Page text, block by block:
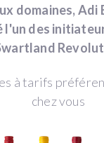
domaines, Adi
l'un des
à tarifs
chez vous